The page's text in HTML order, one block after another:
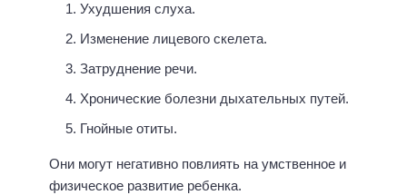
Ухудшения слуха.
Изменение лицевого скелета.
Затруднение речи.
Хронические болезни дыхательных путей.
Гнойные отиты.
Они могут негативно повлиять на умственное и
физическое развитие ребенка.